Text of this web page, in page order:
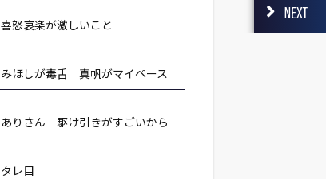
喜怒哀楽が激しいこと
みほしが毒舌 真帆がマイペース
ありさん 駆け引きがすごいから
タレ目
NEXT